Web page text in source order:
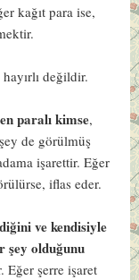
kağıt para ise,
değildir.
paralı kimse,
de görülmüş
işarettir. Eğer
iflas eder.
ve kendisiyle
şey olduğunu
Eğer şerre işaret